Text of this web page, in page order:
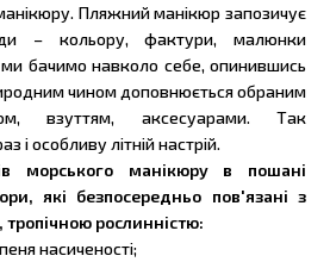
Пляжний манікюр запозичує
– кольору, фактури, малюнки
бачимо навколо себе, опинившись
чином доповнюється обраним
взуттям, аксесуарами. Так
і особливу літній настрій.
морського манікюру в пошані
які безпосередньо пов'язані з
рослинністю:
насиченості;